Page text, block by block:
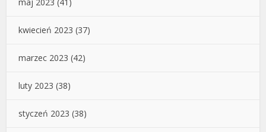
kwiecień 2023 (37)
marzec 2023 (42)
luty 2023 (38)
styczeń 2023 (38)